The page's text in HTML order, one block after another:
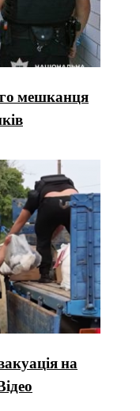
мешканця
на